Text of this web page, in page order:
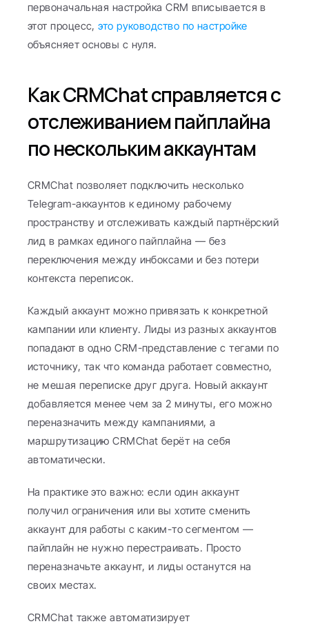
первоначальная настройка CRM вписывается в
этот процесс, это руководство по настройке
объясняет основы с нуля.
Как CRMChat справляется с
отслеживанием пайплайна
по нескольким аккаунтам
CRMChat позволяет подключить несколько
Telegram-аккаунтов к единому рабочему
пространству и отслеживать каждый партнёрский
лид в рамках единого пайплайна — без
переключения между инбоксами и без потери
контекста переписок.
Каждый аккаунт можно привязать к конкретной
кампании или клиенту. Лиды из разных аккаунтов
попадают в одно CRM-представление с тегами по
источнику, так что команда работает совместно,
не мешая переписке друг друга. Новый аккаунт
добавляется менее чем за 2 минуты, его можно
переназначить между кампаниями, а
маршрутизацию CRMChat берёт на себя
автоматически.
На практике это важно: если один аккаунт
получил ограничения или вы хотите сменить
аккаунт для работы с каким-то сегментом —
пайплайн не нужно перестраивать. Просто
переназначьте аккаунт, и лиды останутся на
своих местах.
CRMChat также автоматизирует